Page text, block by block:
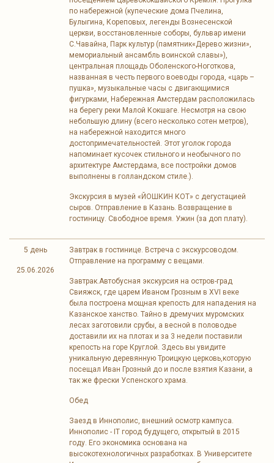
по набережной (купеческие дома Пчелина,
Булыгина, Кореповых, легенды Вознесенской
церкви, восстановленные соборы, бульвар имени
С.Чавайна, Парк культур (памятник«Дерево жизни»,
мемориальный ансамбль воинской славы»),
центральная площадь Оболенского-Ноготкова,
названная в честь первого воеводы города, «царь –
пушка», музыкальные часы с двигающимися
фигурками, Набережная Амстердам расположилась
на берегу реки Малой Кокшаге. Несмотря на свою
небольшую длину (всего несколько сотен метров),
на набережной находится много
достопримечательностей. Этот уголок города
напоминает кусочек стильного и необычного по
архитектуре Амстердама, все постройки домов
выполнены в голландском стиле.).
Экскурсия в музей «ЙОШКИН КОТ» с дегустацией
сыров. Отправление в Казань. Возвращение в
гостиницу. Свободное время. Ужин (за доп плату).
5 день
25.06.2026
Завтрак в гостинице. Встреча с экскурсоводом.
Отправление на программу с вещами.
Завтрак.Автобусная экскурсия на остров-град
Свияжск, где царем Иваном Грозным в XVI веке
была построена мощная крепость для нападения на
Казанское ханство. Тайно в дремучих муромских
лесах заготовили срубы, а весной в половодье
доставили их на плотах и за 3 недели поставили
крепость на горе Круглой. Здесь вы увидите
уникальную деревянную Троицкую церковь,которую
посещал Иван Грозный до и после взятия Казани, а
так же фрески Успенского храма.
Обед
Заезд в Иннополис, внешний осмотр кампуса.
Иннополис - IT город будущего, открытый в 2015
году. Его экономика основана на
высокотехнологичных разработках. В Университете